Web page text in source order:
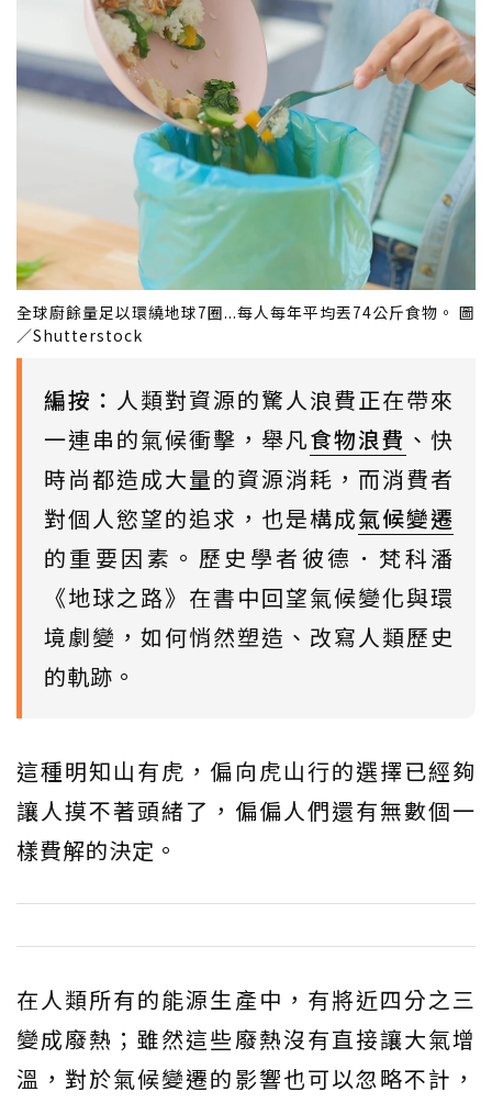
全球廚餘量足以環繞地球7圈...每人每年平均丟74公斤食物。 圖
／Shutterstock
編按： 人類對資源的驚人浪費正在帶來
一連串的氣候衝擊，舉凡食物浪費 、快
時尚都造成大量的資源消耗，而消費者
對個人慾望的追求，也是構成氣候變遷
的重要因素。歷史學者彼德．梵科潘
《地球之路》在書中回望氣候變化與環
境劇變，如何悄然塑造、改寫人類歷史
的軌跡。
這種明知山有虎，偏向虎山行的選擇已經夠
讓人摸不著頭緒了，偏偏人們還有無數個一
樣費解的決定。
在人類所有的能源生產中，有將近四分之三
變成廢熱；雖然這些廢熱沒有直接讓大氣增
溫，對於氣候變遷的影響也可以忽略不計，